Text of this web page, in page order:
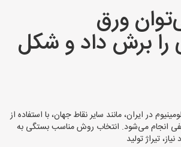
لوله و اتصالات
آهن آلاتی های شهرها
ورق
را برش داد و شکل
در ایران، مانند سایر نقاط جهان، با استفاده از
انجام می‌شود. انتخاب روش مناسب بستگی به
تیراژ تولید